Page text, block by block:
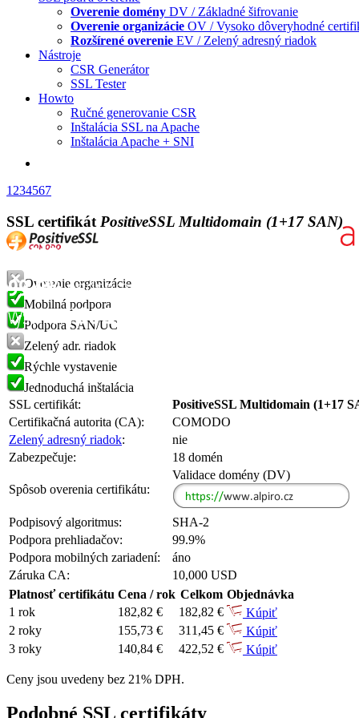
Overenie domény DV / Základné šifrovanie
Overenie organizácie OV / Vysoko dôveryhodné
Rozšírené overenie EV / Zelený adresný riadok
Nástroje
CSR Generátor
SSL Tester
Howto
Ručné generovanie CSR
Inštalácia SSL na Apache
Inštalácia Apache + SNI
1 234567
SSL certifikát PositiveSSL Multidomain (1+17 SAN)
Overenie organizácie
Mobilná podpora
Podpora SAN/UC
Zelený adr. riadok
Rýchle vystavenie
Jednoduchá inštalácia
SSL certifikát:
PositiveSSL Multidomain (1+17
Certifikačná autorita (CA):
COMODO
Zelený adresný riadok:
nie
Zabezpečuje:
18 domén
Spôsob overenia certifikátu:
Validace domény (DV)
Podpisový algoritmus:
SHA-2
Podpora prehliadačov:
99.9%
Podpora mobilných zariadení:
áno
Záruka CA:
10,000 USD
Platnosť certifikátu Cena / rok Celkom Objednávka
1 rok
182,82 € 182,82 €
Kúpiť
2 roky
155,73 € 311,45 €
Kúpiť
3 roky
140,84 € 422,52 € Kúpiť
Ceny jsou uvedeny bez 21% DPH.
Podobné SSL certifikáty